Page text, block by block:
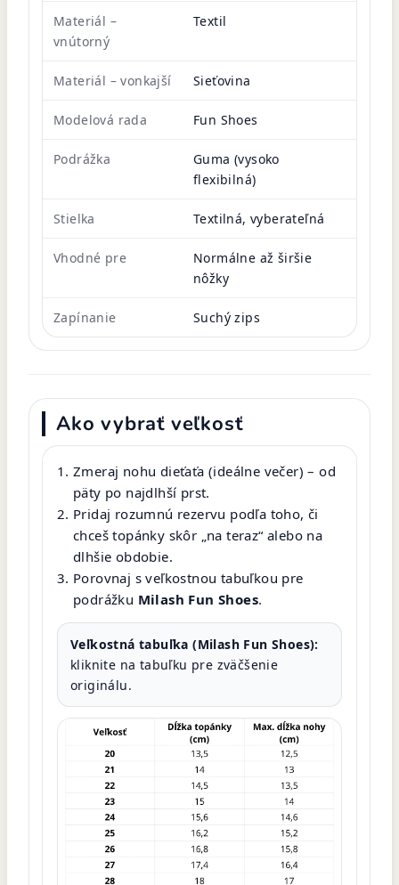
Materiál –
vnútorný
Textil
Materiál – vonkajší Sieťovina
Modelová rada Fun Shoes
Podrážka
Guma (vysoko
flexibilná)
Stielka Textilná, vyberateľná
Vhodné pre
Normálne až širšie
nôžky
Zapínanie Suchý zips
Ako vybrať veľkosť
Zmeraj nohu dieťaťa (ideálne večer) – od
päty po najdlhší prst.
Pridaj rozumnú rezervu podľa toho, či
chceš topánky skôr „na teraz“ alebo na
dlhšie obdobie.
Porovnaj s veľkostnou tabuľkou pre
podrážku Milash Fun Shoes.
Veľkostná tabuľka (Milash Fun Shoes):
kliknite na tabuľku pre zväčšenie
originálu.